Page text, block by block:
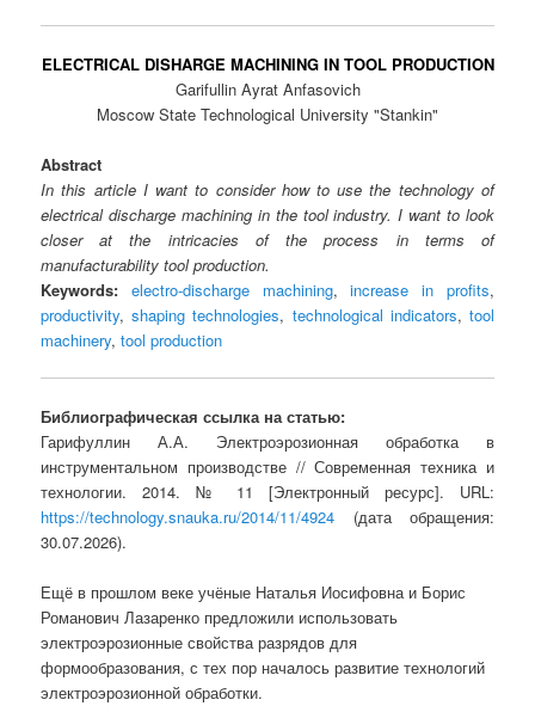
ELECTRICAL DISHARGE MACHINING IN TOOL PRODUCTION
Garifullin Ayrat Anfasovich
Moscow State Technological University "Stankin"
Abstract
In this article I want to consider how to use the technology of
electrical discharge machining in the tool industry. I want to look
closer at the intricacies of the process in terms of
manufacturability tool production.
Keywords: electro-discharge machining,increase in profits,
productivity,shaping technologies, technological indicators, tool
machinery,tool production
Библиографическая ссылка на статью:
Гарифуллин А.А. Электроэрозионная обработка в
инструментальном производстве // Современная техника и
технологии. 2014. № 11 [Электронный ресурс]. URL:
https://technology.snauka.ru/2014/11/4924 (дата обращения:
30.07.2026).
Ещё в прошлом веке учёные Наталья Иосифовна и Борис
Романович Лазаренко предложили использовать
электроэрозионные свойства разрядов для
формообразования, с тех пор началось развитие технологий
электроэрозионной обработки.